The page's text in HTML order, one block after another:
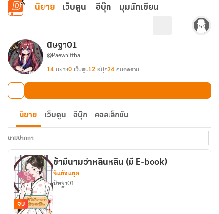
ข้ามไปยังเนื้อหาหลัก
นิยาย เว็บตูน อีบุ๊ก มุมนักเขียน
นิษฐา01
@Paewnittha
14 นิยาย0 เว็บตูน12 อีบุ๊ก24 คนติดตาม
นิยาย เว็บตูน อีบุ๊ก คอลเล็กชัน
นามปากกา
จบ
ข้ามีนามว่าหลินหลิน (มี E-book)
จีนย้อนยุค
นิษฐา01